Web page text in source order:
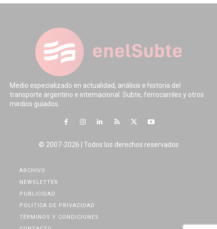
Medio especializado en actualidad, análisis e historia del
transporte argentino e internacional. Subte, ferrocarriles y otros
medios guiados.
© 2007-2026 | Todos los derechos reservados
ARCHIVO
NEWSLETTER
PUBLICIDAD
POLÍTICA DE PRIVACIDAD
TÉRMINOS Y CONDICIONES